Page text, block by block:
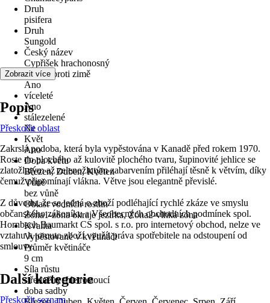
Druh
pisifera
Druh
Sungold
Český název
Cypřišek hrachonosný
odolné proti zimě
Ano
víceleté
Ano
stálezelené
Ne
Květ
Ano
Doba květu
Březen, Duben, Květen
Vůně
bez vůně
Oblast vodních rostlin
Zóna1-zóna okraje jezírka, Zóna2-vlhká zóna
Kvalita
Vypěstované v květináči
Průměr květináče
9 cm
Síla růstu
středně rychle rostoucí
doba sadby
Zobrazit více
Popis
Přeskočit oblast
Zakrslá podoba, která byla vypěstována v Kanadě před rokem 1970.
Roste do plochého až kulovitě plochého tvaru, šupinovité jehlice se
zlatožlutým až zelenožlutým zabarvením přiléhají těsně k větvím, díky
čemuž připomínají vlákna. Větve jsou elegantně převislé.
Z důvodu, že se jedná o zboží podléhající rychlé zkáze ve smyslu
občanského zákoníku a Všeobecných obchodních podmínek spol.
Hornbach Baumarkt CS spol. s r.o. pro internetový obchod, nelze ve
vztahu k tomuto zboží využít práva spotřebitele na odstoupení od
smlouvy.
Další kategorie
Přeskočit seznam